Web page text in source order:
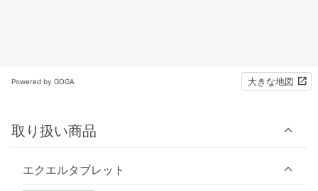
Powered by GOGA 大きな地図
取り扱い商品
エクエルタブレット